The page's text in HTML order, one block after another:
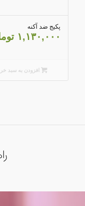
پکیج ضد آکنه
۱,۱۳۰,۰۰۰
افزودن به سبد